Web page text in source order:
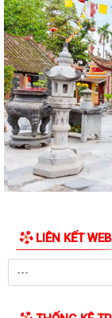
KẾ HOẠCH SỐ 191/
triển khai thực hiện
QUYẾT ĐỊNH SỐ
phố về việc công bố
KẾ HOẠCH SỐ 267/
triển khai thực hiện
QUYẾT ĐỊNH SỐ
duyệt Chương trình
Sơn về việc triển khai
THÔNG BÁO SỐ
LIÊN KẾT